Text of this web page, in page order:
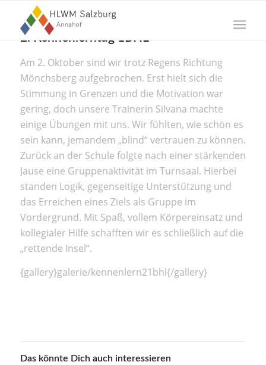
2. Kennenlerntag 1BHL
Am 2. Oktober sind wir trotz Regens Richtung
Mönchsberg aufgebrochen. Erst hielt sich die
Stimmung in Grenzen und die Motivation war
gering, doch unsere Trainerin Silvana machte
einige Übungen mit uns. Wir fühlten, wie schön es
sein kann, jemandem „blind“ vertrauen zu können.
Zurück an der Schule folgte nach einer stärkenden
Jause eine Gruppenaktivität im Turnsaal. Hierbei
standen Logik, gegenseitige Unterstützung und
das Erreichen eines Ziels als Gruppe im
Vordergrund. Mit Spaß, vollem Körpereinsatz und
kollegialer Hilfe schafften wir es schließlich auf die
„rettende Insel“.
{gallery}galerie/kennenlern21bhl{/gallery}
Das könnte Dich auch interessieren